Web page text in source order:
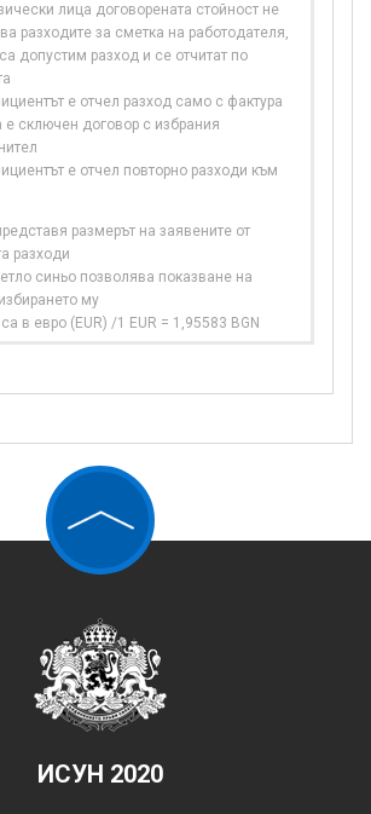
лица договорената стойност не
разходите за сметка на работодателя,
допустим разход и се отчитат по
е отчел разход само с фактура
е сключен договор с избрания
е отчел повторно разходи към
размерът на заявените от
разходи
синьо позволява показване на
му
в евро (EUR) /1 EUR = 1,95583 BGN
ИСУН 2020